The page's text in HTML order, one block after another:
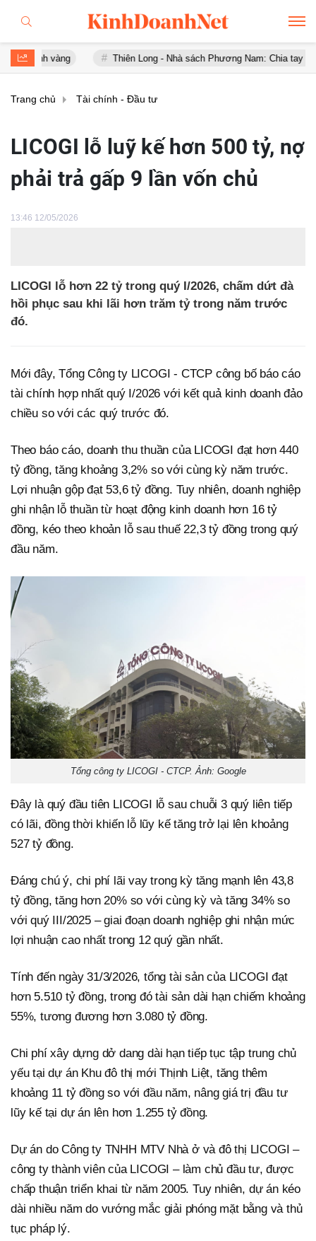
Thiên Long - Nhà sách Phương Nam: Chia tay sau chưa
Trang chủ Tài chính - Đầu tư
LICOGI lỗ luỹ kế hơn 500 tỷ, nợ
phải trả gấp 9 lần vốn chủ
13:46 12/05/2026
LICOGI lỗ hơn 22 tỷ trong quý I/2026, chấm dứt đà
hồi phục sau khi lãi hơn trăm tỷ trong năm trước
đó.
Mới đây, Tổng Công ty LICOGI - CTCP công bố báo cáo
tài chính hợp nhất quý I/2026 với kết quả kinh doanh đảo
chiều so với các quý trước đó.
Theo báo cáo, doanh thu thuần của LICOGI đạt hơn 440
tỷ đồng, tăng khoảng 3,2% so với cùng kỳ năm trước.
Lợi nhuận gộp đạt 53,6 tỷ đồng. Tuy nhiên, doanh nghiệp
ghi nhận lỗ thuần từ hoạt động kinh doanh hơn 16 tỷ
đồng, kéo theo khoản lỗ sau thuế 22,3 tỷ đồng trong quý
đầu năm.
Tổng công ty LICOGI - CTCP. Ảnh: Google
Đây là quý đầu tiên LICOGI lỗ sau chuỗi 3 quý liên tiếp
có lãi, đồng thời khiến lỗ lũy kế tăng trở lại lên khoảng
527 tỷ đồng.
Đáng chú ý, chi phí lãi vay trong kỳ tăng mạnh lên 43,8
tỷ đồng, tăng hơn 20% so với cùng kỳ và tăng 34% so
với quý III/2025 – giai đoạn doanh nghiệp ghi nhận mức
lợi nhuận cao nhất trong 12 quý gần nhất.
Tính đến ngày 31/3/2026, tổng tài sản của LICOGI đạt
hơn 5.510 tỷ đồng, trong đó tài sản dài hạn chiếm khoảng
55%, tương đương hơn 3.080 tỷ đồng.
Chi phí xây dựng dở dang dài hạn tiếp tục tập trung chủ
yếu tại dự án Khu đô thị mới Thịnh Liệt, tăng thêm
khoảng 11 tỷ đồng so với đầu năm, nâng giá trị đầu tư
lũy kế tại dự án lên hơn 1.255 tỷ đồng.
Dự án do Công ty TNHH MTV Nhà ở và đô thị LICOGI –
công ty thành viên của LICOGI – làm chủ đầu tư, được
chấp thuận triển khai từ năm 2005. Tuy nhiên, dự án kéo
dài nhiều năm do vướng mắc giải phóng mặt bằng và thủ
tục pháp lý.